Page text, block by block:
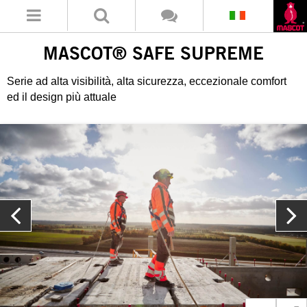
MASCOT® SAFE SUPREME
Serie ad alta visibilità, alta sicurezza, eccezionale comfort
ed il design più attuale